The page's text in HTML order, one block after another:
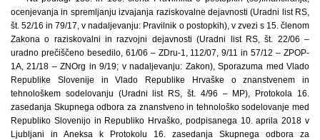
ocenjevanja in spremljanju izvajanja raziskovalne dejavnosti (Uradni list RS,
št. 52/16 in 79/17, v nadaljevanju: Pravilnik o postopkih), v zvezi s 15. členom
Zakona o raziskovalni in razvojni dejavnosti (Uradni list RS, št. 22/06 –
uradno prečiščeno besedilo, 61/06 – ZDru-1, 112/07, 9/11 in 57/12 – ZPOP-
1A, 21/18 – ZNOrg in 9/19; v nadaljevanju: Zakon), Sporazuma med Vlado
Republike Slovenije in Vlado Republike Hrvaške o znanstvenem in
tehnološkem sodelovanju (Uradni list RS, št. 4/96 – MP), Protokola 16.
zasedanja Skupnega odbora za znanstveno in tehnološko sodelovanje med
Republiko Slovenijo in Republiko Hrvaško, podpisanega 10. aprila 2018 v
Ljubljani in Aneksa k Protokolu 16. zasedanja Skupnega odbora za